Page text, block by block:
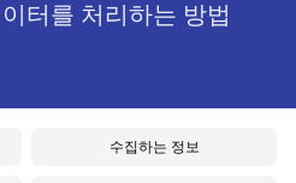
터를 처리하는 방법
수집하는 정보